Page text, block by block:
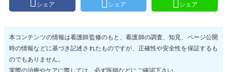
シェア シェア シェア
本コンテンツの情報は看護師監修のもと、看護師の調査、知見、ページ公開
時の情報などに基づき記述されたものですが、正確性や安全性を保証するも
のでもありません。
実際の治療やケアに際しては、必ず医師などにご確認下さい。